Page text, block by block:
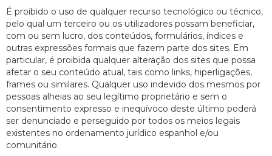
É proibido o uso de qualquer recurso tecnológico ou técnico,
pelo qual um terceiro ou os utilizadores possam beneficiar,
com ou sem lucro, dos conteúdos, formulários, índices e
outras expressões formais que fazem parte dos sites. Em
particular, é proibida qualquer alteração dos sites que possa
afetar o seu conteúdo atual, tais como links, hiperligações,
frames ou similares. Qualquer uso indevido dos mesmos por
pessoas alheias ao seu legítimo proprietário e sem o
consentimento expresso e inequívoco deste último poderá
ser denunciado e perseguido por todos os meios legais
existentes no ordenamento jurídico espanhol e/ou
comunitário.